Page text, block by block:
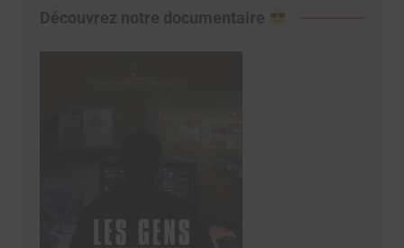
Découvrez notre documentaire